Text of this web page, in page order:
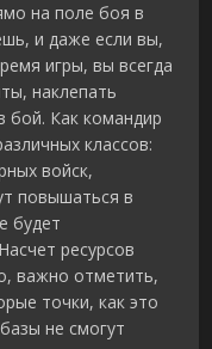
на поле боя в
и даже если вы,
игры, вы всегда
наклепать
бой. Как командир
классов:
войск,
повышаться в
будет
ресурсов
важно отметить,
точки, как это
не смогут